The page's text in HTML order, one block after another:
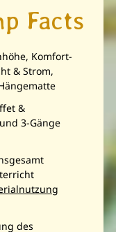
Facts
Komfort-
& Strom,
&
3-Gänge
des